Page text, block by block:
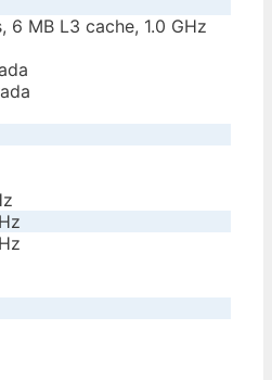
6 MB L3 cache, 1.0 GHz